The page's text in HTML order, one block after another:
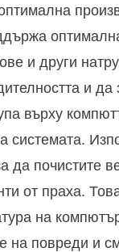
и други
и
върху
системата.
да почистите
от праха.
на
на повреди и